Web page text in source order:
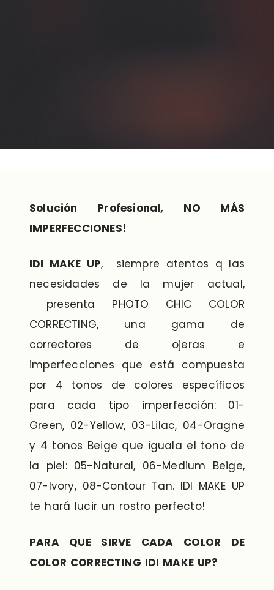
Solución Profesional, NO MÁS
IMPERFECCIONES!
IDI MAKE UP, siempre atentos q las
necesidades de la mujer actual,
presenta PHOTO CHIC COLOR
CORRECTING, una gama de
correctores de ojeras e
imperfecciones que está compuesta
por 4 tonos de colores específicos
para cada tipo imperfección: 01-
Green, 02-Yellow, 03-Lilac, 04-Oragne
y 4 tonos Beige que iguala el tono de
la piel: 05-Natural, 06-Medium Beige,
07-Ivory, 08-Contour Tan. IDI MAKE UP
te hará lucir un rostro perfecto!
PARA QUE SIRVE CADA COLOR DE
COLOR CORRECTING IDI MAKE UP?